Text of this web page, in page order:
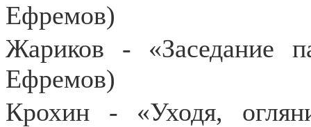
Ефремов)
Жариков - «Заседание
Ефремов)
Крохин - «Уходя,